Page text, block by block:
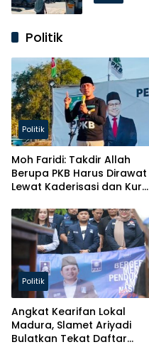
Politik
Politik
Moh Faridi: Takdir Allah
Berupa PKB Harus Dirawat
Lewat Kaderisasi dan Kursi
Politik
Angkat Kearifan Lokal
Madura, Slamet Ariyadi
Bulatkan Tekat Daftar